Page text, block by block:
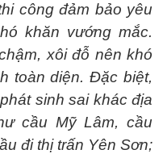
công đảm bảo yêu
khăn vướng mắc.
xôi đỗ nên khó
toàn diện. Đặc biệt,
sinh sai khác địa
cầu Mỹ Lâm, cầu
đi thị trấn Yên Sơn;